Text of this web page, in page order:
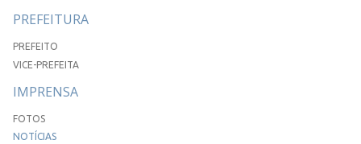
PREFEITURA
PREFEITO
VICE-PREFEITA
IMPRENSA
FOTOS
NOTÍCIAS